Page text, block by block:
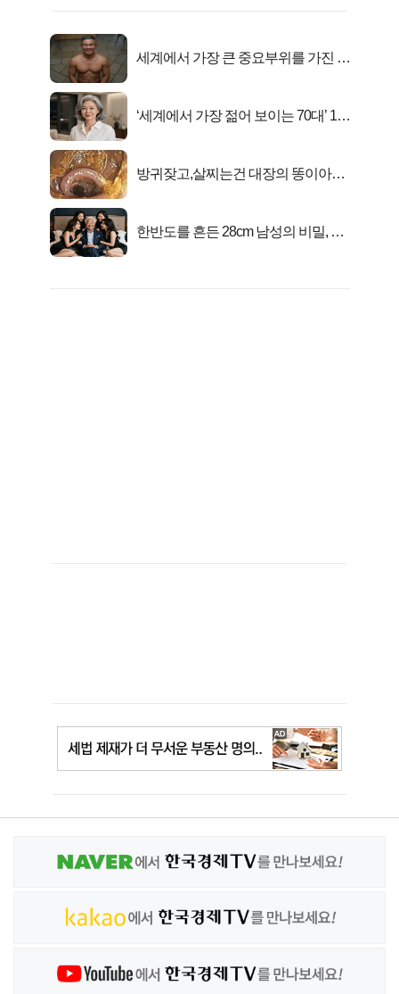
세계에서 가장 큰 중요부위를 가진 남
‘세계에서 가장 젊어 보이는 70대’ 1위
방귀잦고,살찌는건 대장의 똥이아니
한반도를 흔든 28cm 남성의 비밀, 매